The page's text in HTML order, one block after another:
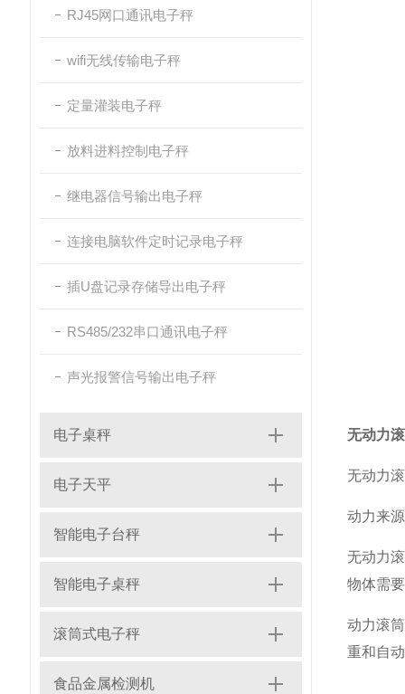
RJ45网口通讯电子秤
wifi无线传输电子秤
定量灌装电子秤
放料进料控制电子秤
继电器信号输出电子秤
连接电脑软件定时记录电子秤
插U盘记录存储导出电子秤
RS485/232串口通讯电子秤
声光报警信号输出电子秤
电子桌秤
电子天平
智能电子台秤
智能电子桌秤
滚筒式电子秤
食品金属检测机
无动力
无动力
动力来
无动力
物体需
动力滚
重和自